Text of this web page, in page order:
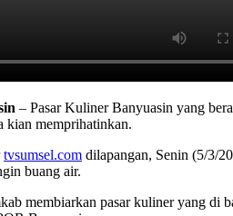
– Pasar Kuliner Banyuasin yang
kian memprihatinkan.
tvsumsel.com dilapangan, Senin (5/3/
buang air.
membiarkan pasar kuliner yang